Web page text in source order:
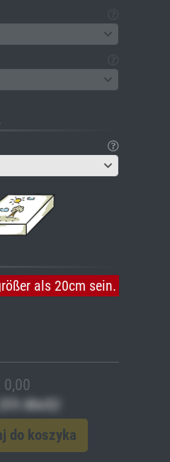
als 20cm sein.
0,00
MwSt)
do koszyka